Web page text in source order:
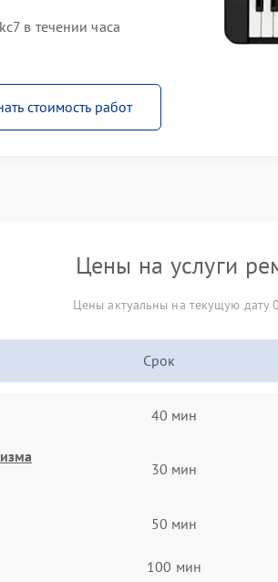
в течении часа
стоимость работ
Цены на услуги
Цены актуальны на текущую дату
Срок
40 мин
30 мин
50 мин
100 мин